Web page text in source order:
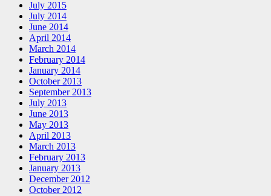
July 2015
July 2014
June 2014
April 2014
March 2014
February 2014
January 2014
October 2013
September 2013
July 2013
June 2013
May 2013
April 2013
March 2013
February 2013
January 2013
December 2012
October 2012